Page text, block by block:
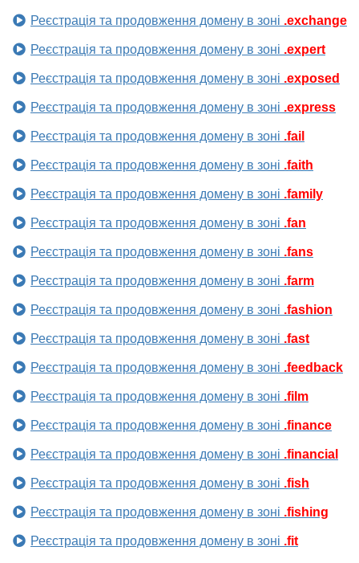
Реєстрація та продовження домену в зоні .exchange
Реєстрація та продовження домену в зоні .expert
Реєстрація та продовження домену в зоні .exposed
Реєстрація та продовження домену в зоні .express
Реєстрація та продовження домену в зоні .fail
Реєстрація та продовження домену в зоні .faith
Реєстрація та продовження домену в зоні .family
Реєстрація та продовження домену в зоні .fan
Реєстрація та продовження домену в зоні .fans
Реєстрація та продовження домену в зоні .farm
Реєстрація та продовження домену в зоні .fashion
Реєстрація та продовження домену в зоні .fast
Реєстрація та продовження домену в зоні .feedback
Реєстрація та продовження домену в зоні .film
Реєстрація та продовження домену в зоні .finance
Реєстрація та продовження домену в зоні .financial
Реєстрація та продовження домену в зоні .fish
Реєстрація та продовження домену в зоні .fishing
Реєстрація та продовження домену в зоні .fit